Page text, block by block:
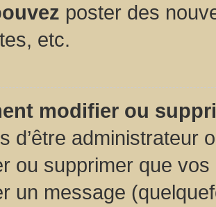
poster des
etc.
modifier ou
d’être administrateur
ou supprimer que
un message